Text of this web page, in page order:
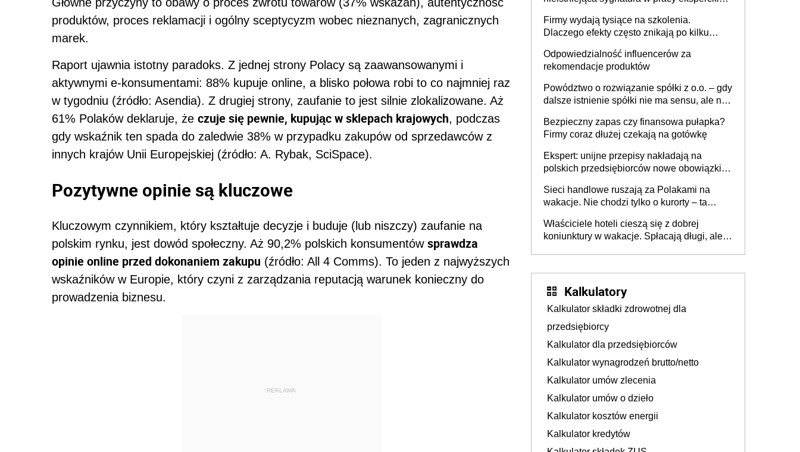
produktów, proces reklamacji i ogólny sceptycyzm wobec nieznanych, zagranicznych
marek.
Raport ujawnia istotny paradoks. Z jednej strony Polacy są zaawansowanymi i
aktywnymi e-konsumentami: 88% kupuje online, a blisko połowa robi to co najmniej raz
w tygodniu (źródło: Asendia). Z drugiej strony, zaufanie to jest silnie zlokalizowane. Aż
61% Polaków deklaruje, że czuje się pewnie, kupując w sklepach krajowych, podczas
gdy wskaźnik ten spada do zaledwie 38% w przypadku zakupów od sprzedawców z
innych krajów Unii Europejskiej (źródło: A. Rybak, SciSpace).
Pozytywne opinie są kluczowe
Kluczowym czynnikiem, który kształtuje decyzje i buduje (lub niszczy) zaufanie na
polskim rynku, jest dowód społeczny. Aż 90,2% polskich konsumentów sprawdza
opinie online przed dokonaniem zakupu (źródło: All 4 Comms). To jeden z najwyższych
wskaźników w Europie, który czyni z zarządzania reputacją warunek konieczny do
prowadzenia biznesu.
REKLAMA
firmie
Firmy wydają tysiące na szkolenia.
Dlaczego efekty często znikają po kilku
Odpowiedzialność influencerów za
rekomendacje produktów
Powództwo o rozwiązanie spółki z o.o. – gdy
dalsze istnienie spółki nie ma sensu, ale nie
Bezpieczny zapas czy finansowa pułapka?
Firmy coraz dłużej czekają na gotówkę
Ekspert: unijne przepisy nakładają na
polskich przedsiębiorców nowe obowiązki w
Sieci handlowe ruszają za Polakami na
wakacje. Nie chodzi tylko o kurorty – ta
tam, gdzie wielu spędzi urlop po cichu
Właściciele hoteli cieszą się z dobrej
koniunktury w wakacje. Spłacają długi, ale
Kalkulatory
Kalkulator składki zdrowotnej dla
przedsiębiorcy
Kalkulator dla przedsiębiorców
Kalkulator wynagrodzeń brutto/netto
Kalkulator umów zlecenia
Kalkulator umów o dzieło
Kalkulator kosztów energii
Kalkulator kredytów